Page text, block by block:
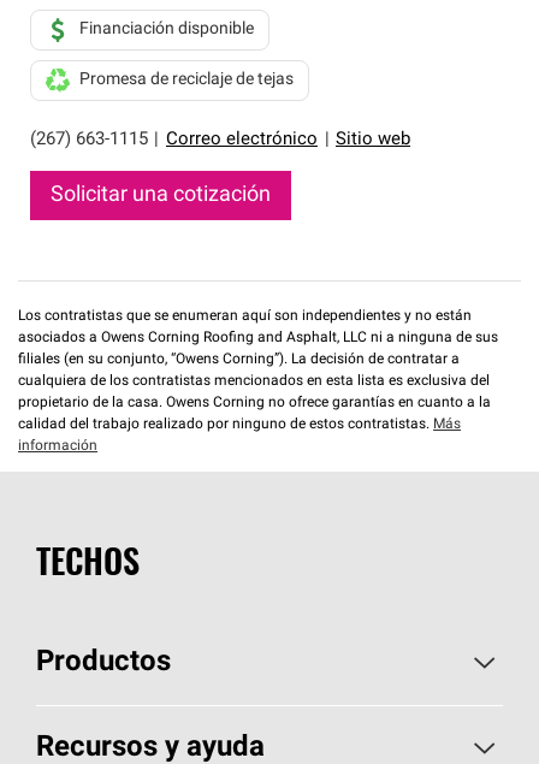
(267) 663-1115 Correo electrónico Sitio web
Financiación disponible
Promesa de reciclaje de tejas
Solicitar una cotización
Los contratistas que se enumeran aquí son independientes y no están
asociados a Owens Corning Roofing and Asphalt, LLC ni a ninguna de sus
filiales (en su conjunto, “Owens Corning”). La decisión de contratar a
cualquiera de los contratistas mencionados en esta lista es exclusiva del
propietario de la casa. Owens Corning no ofrece garantías en cuanto a la
calidad del trabajo realizado por ninguno de estos contratistas. Más
información
TECHOS
Productos
Elija sus tejas
Recursos y ayuda